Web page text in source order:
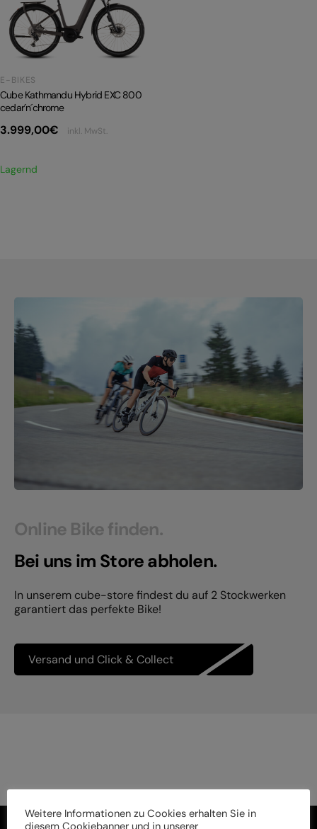
E-BIKE TOUR
PRODUKTRÜCKRUFE
E-BIKES
Cube Kathmandu Hybrid EXC 800
cedar´n´chrome
3.999,00€ inkl. MwSt.
Lagernd
Online Bike finden.
Bei uns im Store abholen.
In unserem cube-store findest du auf 2 Stockwerken
garantiert das perfekte Bike!
Versand und Click & Collect
Weitere Informationen zu Cookies erhalten Sie in
diesem Cookiebanner und in unserer